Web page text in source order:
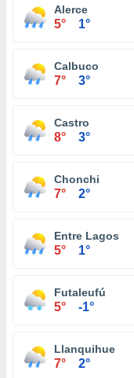
Alerce
5° 1°
Calbuco
7° 3°
Castro
8° 3°
Chonchi
7° 2°
Entre Lagos
5° 1°
Futaleufú
5° -1°
Llanquihue
7° 2°